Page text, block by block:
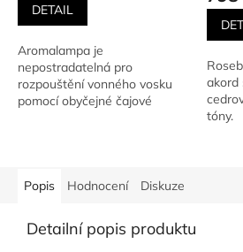
5,0
5
hvězdiček.
DETAIL
Aromalampa je
nepostradatelná pro
rozpouštění vonného vosku
pomocí obyčejné čajové
akord
tóny.
Popis Hodnocení Diskuze
Detailní popis produktu